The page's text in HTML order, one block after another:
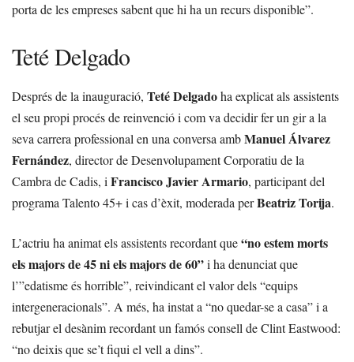
porta de les empreses sabent que hi ha un recurs disponible”.
Teté Delgado
Després de la inauguració, Teté Delgadoha explicat als assistents
el seu propi procés de reinvenció i com va decidir fer un gir a la
seva carrera professional en una conversa ambManuel Álvarez
Fernández, director de Desenvolupament Corporatiu de la
Cambra de Cadis, iFrancisco Javier Armario, participant del
programa Talento 45+ i cas d’èxit, moderada perBeatriz Torija.
L’actriu ha animat els assistents recordant que“no estem morts
els majors de 45 ni els majors de 60”i ha denunciat que
l’”edatisme és horrible”, reivindicant el valor dels “equips
intergeneracionals”. A més, ha instat a “no quedar-se a casa” i a
rebutjar el desànim recordant un famós consell de Clint Eastwood:
“no deixis que se’t fiqui el vell a dins”.